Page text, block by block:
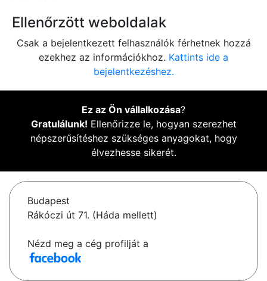
Ellenőrzött weboldalak
Csak a bejelentkezett felhasználók férhetnek hozzá
ezekhez az információkhoz. Kattints ide a
bejelentkezéshez.
Ez az Ön vállalkozása?
Gratulálunk! Ellenőrizze le, hogyan szerezhet
népszerűsítéshez szükséges anyagokat, hogy
élvezhesse sikerét.
Budapest
Rákóczi út 71. (Háda mellett)
Nézd meg a cég profilját a